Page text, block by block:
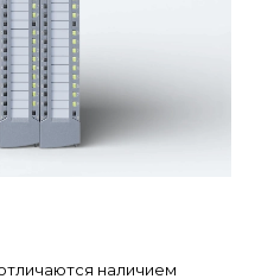
отличаются наличием